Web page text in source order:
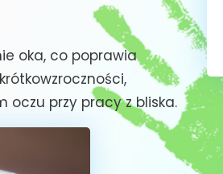
oka, co poprawia
oczu przy pracy z bliska.